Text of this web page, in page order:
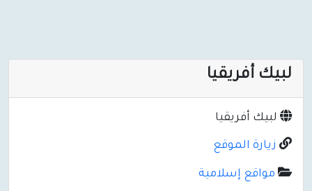
لبيك أفريقيا
لبيك أفريقيا
زيارة الموقع
مواقع إسلامية